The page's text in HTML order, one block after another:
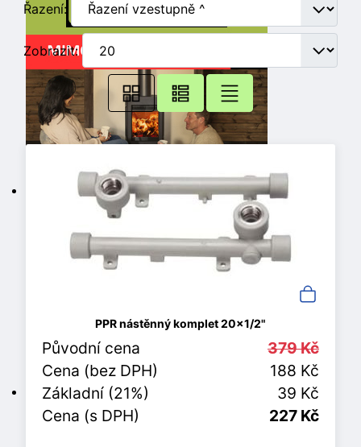
Řazení:
Zobrazit:
PPR nástěnný komplet 20x1/2"
Původní cena
379 Kč
Cena (bez DPH)
188 Kč
Základní (21%)
39 Kč
Cena (s DPH)
227 Kč